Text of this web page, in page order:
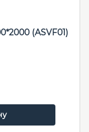
(ASVF01)